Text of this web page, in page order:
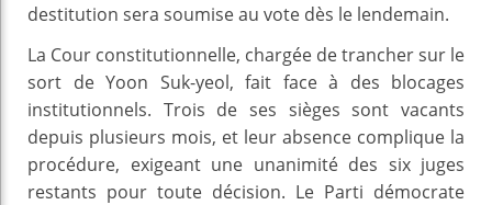
destitution sera soumise au vote dès le lendemain.
La Cour constitutionnelle, chargée de trancher sur le
sort de Yoon Suk-yeol, fait face à des blocages
institutionnels. Trois de ses sièges sont vacants
depuis plusieurs mois, et leur absence complique la
procédure, exigeant une unanimité des six juges
restants pour toute décision. Le Parti démocrate